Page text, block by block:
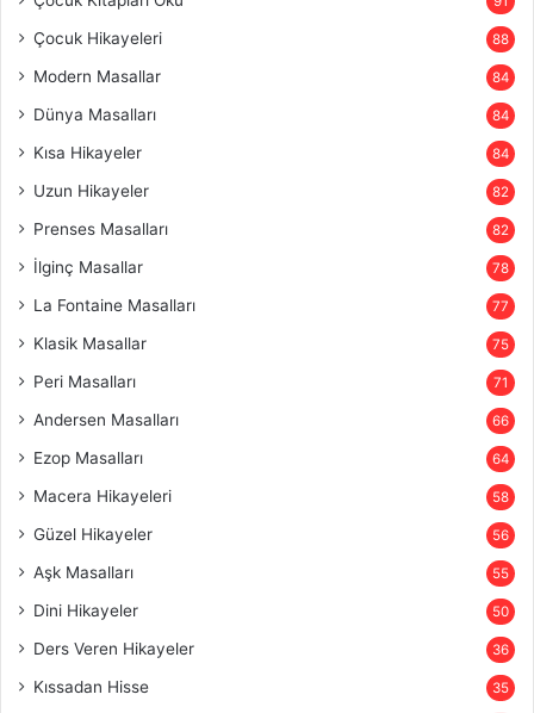
Çocuk Hikayeleri 88
Modern Masallar 84
Dünya Masalları 84
Kısa Hikayeler 84
Uzun Hikayeler 82
Prenses Masalları 82
İlginç Masallar 78
La Fontaine Masalları 77
Klasik Masallar 75
Peri Masalları 71
Andersen Masalları 66
Ezop Masalları 64
Macera Hikayeleri 58
Güzel Hikayeler 56
Aşk Masalları 55
Dini Hikayeler 50
Ders Veren Hikayeler 36
Kıssadan Hisse 35